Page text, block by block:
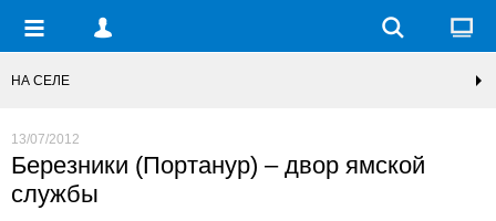
НА СЕЛЕ
13/07/2012
Березники (Портанур) – двор ямской
службы